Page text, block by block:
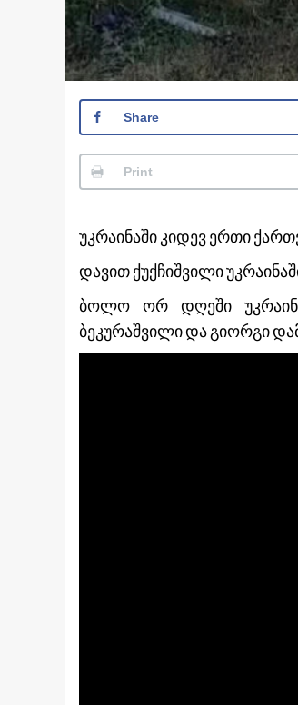
Share
Print
უკრაინაში კიდევ ერთი
დავით ქუქჩიშვილი
ბოლო ორ დღეში
ბეკურაშვილი და გიორგი